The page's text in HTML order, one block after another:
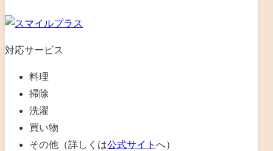
対応サービス
料理
掃除
洗濯
買い物
その他（詳しくは公式サイト へ）